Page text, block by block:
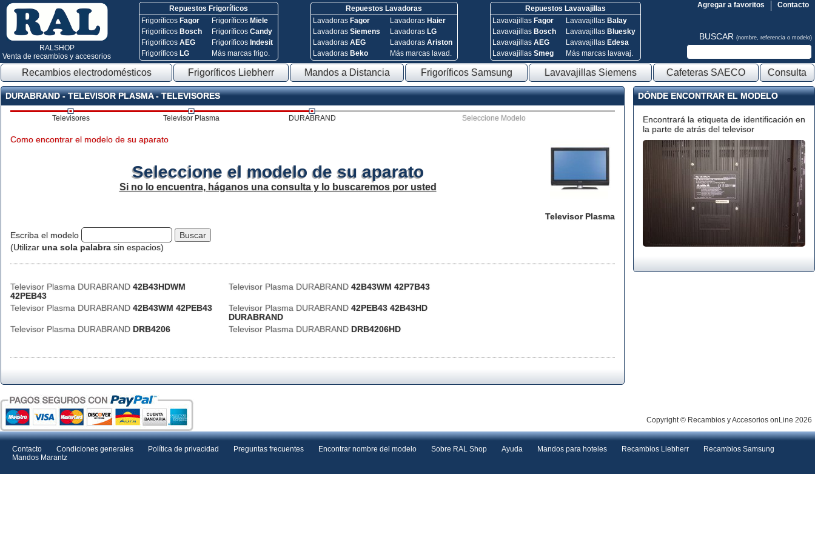
RALSHOP
Venta de recambios y accesorios
Repuestos Frigoríficos
Frigoríficos Fagor
Frigoríficos Bosch
FrigoríficosAEG
Frigoríficos LG
Frigoríficos Miele
FrigoríficosCandy
Frigoríficos Indesit
Más marcas frigo.
Repuestos Lavadoras
Lavadoras Fagor
Lavadoras Siemens
Lavadoras AEG
Lavadoras Beko
Lavadoras Haier
Lavadoras LG
Lavadoras Ariston
Más marcas lavad.
Repuestos Lavavajillas
Lavavajillas Fagor
Lavavajillas Bosch
Lavavajillas AEG
Lavavajillas Smeg
Lavavajillas Balay
Lavavajillas Bluesky
Lavavajillas Edesa
Más marcas lavavaj.
Contacto
Agregar a favoritos
BUSCAR (nombre, referencia o modelo)
Recambios electrodomésticos Frigoríficos Liebherr Mandos a Distancia Frigoríficos Samsung Lavavajillas Siemens Cafeteras SAECO Consulta
DURABRAND - TELEVISOR PLASMA - TELEVISORES
Televisores Televisor Plasma DURABRAND Seleccione Modelo
Televisor Plasma
Como encontrar el modelo de su aparato
Seleccione el modelo de su aparato
Si no lo encuentra, háganos una consulta y lo buscaremos por usted
Escriba el modelo
(Utilizar una sola palabra sin espacios)
Televisor Plasma DURABRAND 42B43HDWM
42PEB43
Televisor Plasma DURABRAND 42B43WM 42P7B43
Televisor Plasma DURABRAND 42B43WM 42PEB43 Televisor Plasma DURABRAND 42PEB43 42B43HD
DURABRAND
Televisor Plasma DURABRAND DRB4206 Televisor Plasma DURABRAND DRB4206HD
DÓNDE ENCONTRAR EL MODELO
Encontrará la etiqueta de identificación en
la parte de atrás del televisor
Copyright © Recambios y Accesorios onLine 2026
Contacto Condiciones generales Política de privacidad Preguntas frecuentes Encontrar nombre del modelo Sobre RAL Shop Ayuda Mandos para hoteles Recambios Liebherr
Recambios Samsung
Mandos Marantz